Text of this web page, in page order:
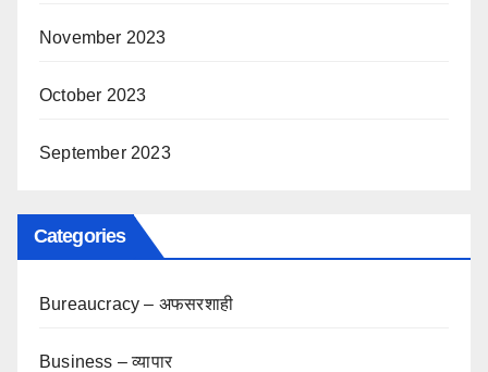
November 2023
October 2023
September 2023
Categories
Bureaucracy – अफसरशाही
Business – व्यापार